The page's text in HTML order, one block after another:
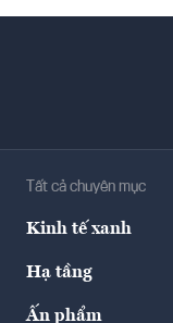
Tất cả chuyên mục
Kinh tế xanh
Hạ tầng
Ấn phẩm